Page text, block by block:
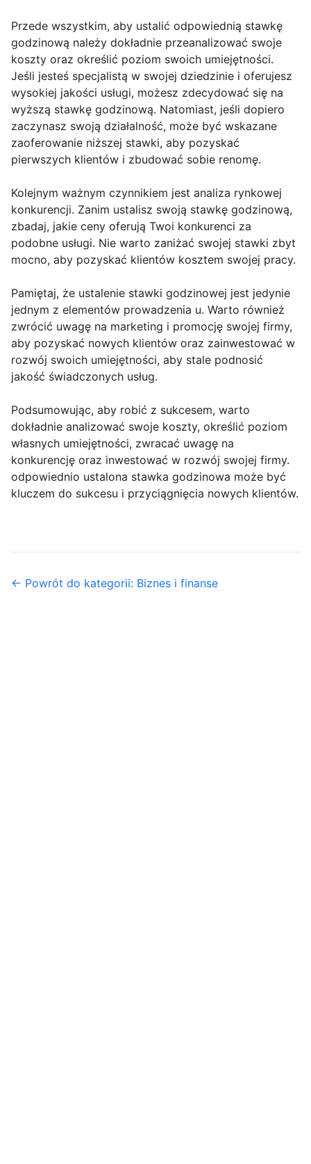
Przede wszystkim, aby ustalić odpowiednią stawkę
godzinową należy dokładnie przeanalizować swoje
koszty oraz określić poziom swoich umiejętności.
Jeśli jesteś specjalistą w swojej dziedzinie i oferujesz
wysokiej jakości usługi, możesz zdecydować się na
wyższą stawkę godzinową. Natomiast, jeśli dopiero
zaczynasz swoją działalność, może być wskazane
zaoferowanie niższej stawki, aby pozyskać
pierwszych klientów i zbudować sobie renomę.
Kolejnym ważnym czynnikiem jest analiza rynkowej
konkurencji. Zanim ustalisz swoją stawkę godzinową,
zbadaj, jakie ceny oferują Twoi konkurenci za
podobne usługi. Nie warto zaniżać swojej stawki zbyt
mocno, aby pozyskać klientów kosztem swojej pracy.
Pamiętaj, że ustalenie stawki godzinowej jest jedynie
jednym z elementów prowadzenia u. Warto również
zwrócić uwagę na marketing i promocję swojej firmy,
aby pozyskać nowych klientów oraz zainwestować w
rozwój swoich umiejętności, aby stale podnosić
jakość świadczonych usług.
Podsumowując, aby robić z sukcesem, warto
dokładnie analizować swoje koszty, określić poziom
własnych umiejętności, zwracać uwagę na
konkurencję oraz inwestować w rozwój swojej firmy.
odpowiednio ustalona stawka godzinowa może być
kluczem do sukcesu i przyciągnięcia nowych klientów.
← Powrót do kategorii: Biznes i finanse